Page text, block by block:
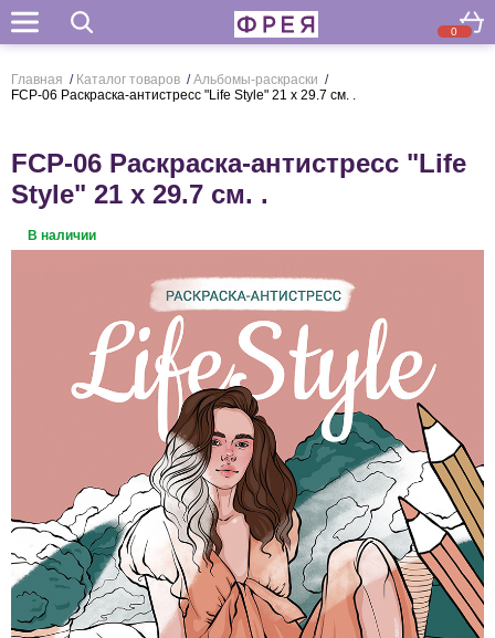
0
Поиск
Главная / Каталог товаров / Альбомы-раскраски /
FCP-06 Раскраска-антистресс "Life Style" 21 x 29.7 см. .
FCP-06 Раскраска-антистресс "Life
Style" 21 x 29.7 см. .
В наличии